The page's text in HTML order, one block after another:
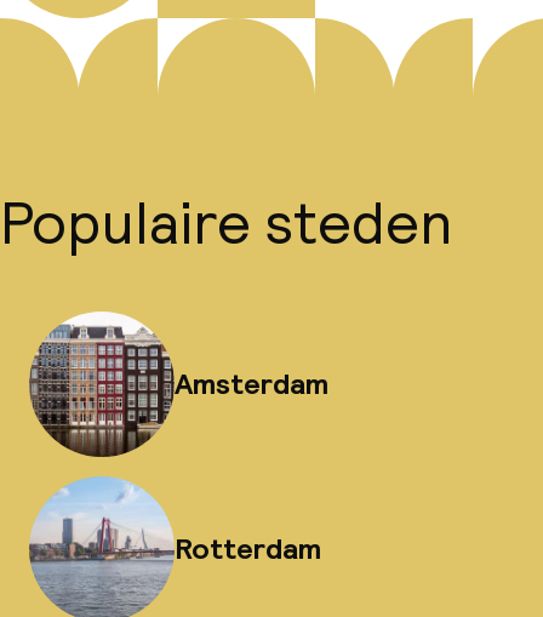
Populaire steden
Amsterdam
Rotterdam